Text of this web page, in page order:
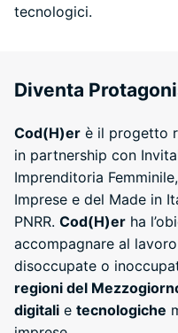
tecnologici.
Diventa
Cod(H)er è il progetto
in partnership con
Imprenditoria
Imprese e del Made in
PNRR. Cod(H)er ha
accompagnare al lavoro
disoccupate o
regioni del
digitali e tecnologiche